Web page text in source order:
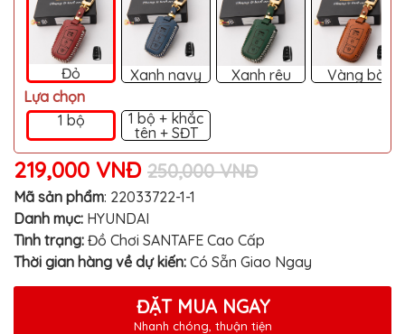
MG
AUDI
COOPER
PEUGEOT
VINFAST
ĐỒ
CHƠI
Ô
TÔ
ĐỒ
CHƠI
Đỏ Xanh navy Xanh rêu
Vàng bò
Lựa chọn
1 bộ
1 bộ + khắc
tên + SĐT
219,000 VNĐ 250,000 VNĐ
Mã sản phẩm: 22033722-1-1
Danh mục: HYUNDAI
Tình trạng: Đồ Chơi SANTAFE Cao Cấp
Thời gian hàng về dự kiến: Có Sẵn Giao Ngay
ĐẶT MUA NGAY
Nhanh chóng, thuận tiện